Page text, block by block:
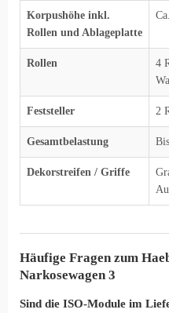
Korpushöhe inkl.
Rollen und Ablageplatte
Rollen
4
Feststeller 2
Gesamtbelastung
Dekorstreifen / Griffe
Häufige Fragen zum
Narkosewagen 3
Sind die ISO-Module im